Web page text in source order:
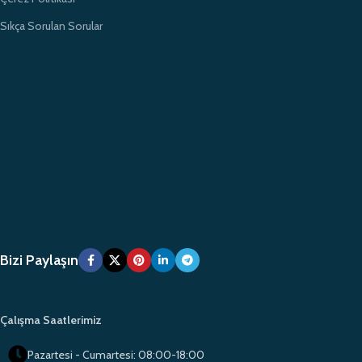
Sıkça Sorulan Sorular
Bizi Paylaşın
Çalışma Saatlerimiz
Pazartesi - Cumartesi: 08:00-18:00